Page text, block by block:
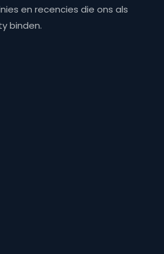
en recencies die ons als
binden.